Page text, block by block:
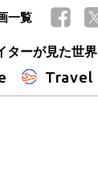
ターが見た世界
Travel
一覧